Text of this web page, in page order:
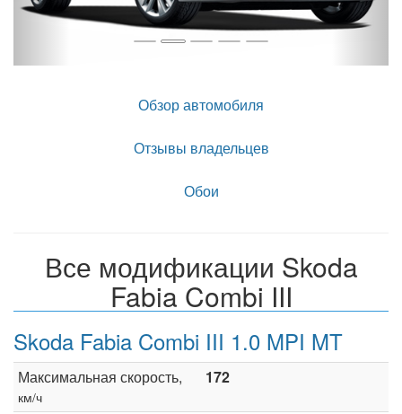
Обзор автомобиля
Отзывы владельцев
Обои
Все модификации Skoda
Fabia Combi III
Skoda Fabia Combi III 1.0 MPI MT
Максимальная скорость,
км/ч
172